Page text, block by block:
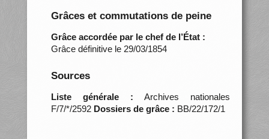
Grâces et commutations de peine
Grâce accordée par le chef de l’État :
Grâce définitive le 29/03/1854
Sources
Liste générale : Archives nationales
F/7/*/2592 Dossiers de grâce : BB/22/172/1